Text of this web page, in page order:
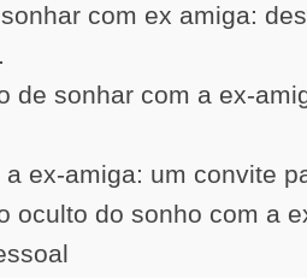
com ex amiga:
de sonhar com a ex-
a ex-amiga: um convite
oculto do sonho com a